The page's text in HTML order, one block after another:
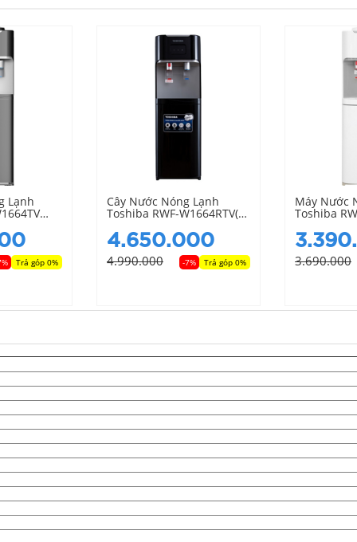
Lạnh
Trả góp 0%
Cây Nước Nóng Lạnh
Toshiba RWF-W1664RTV(K)
4.650.000
4.990.000 -7% Trả góp 0%
Máy Nước
Toshiba
3.690.000